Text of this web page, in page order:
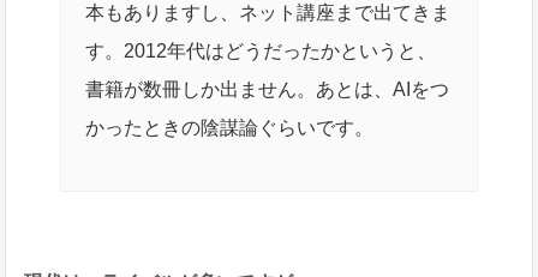
本もありますし、ネット講座まで出てきま
す。2012年代はどうだったかというと、
書籍が数冊しか出ません。あとは、AIをつ
かったときの陰謀論ぐらいです。